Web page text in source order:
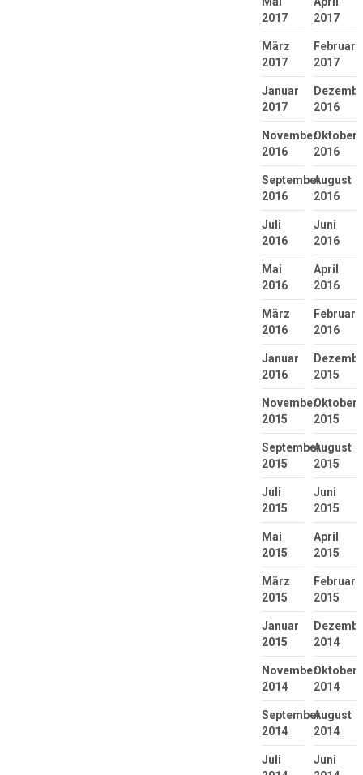
2017
2017
März
2017
Februar
2017
Januar
2017
2016
November
2016
Oktober
2016
September
2016
August
2016
Juli
2016
Juni
2016
Mai
2016
April
2016
März
2016
Februar
2016
Januar
2016
2015
November
2015
Oktober
2015
September
2015
August
2015
Juli
2015
Juni
2015
Mai
2015
April
2015
März
2015
Februar
2015
Januar
2015
2014
November
2014
Oktober
2014
September
2014
August
2014
Juli
Juni